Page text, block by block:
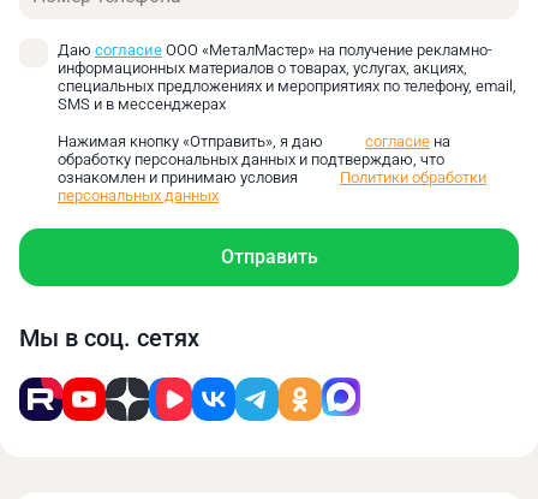
начинает вращаться с заданной скоростью.
Скорость вращения может регулироваться в
зависимости от материала заготовки или
диаметра сверла.
Шпиндельная бабка с вращающимся
инструментом начинает опускаться,
Вращающееся сверло начинает резание
Глубина сверления контролируется с помощью
ограничителя хода шпинделя или по шкале на
корпусе оборудования.
Даю согласие ООО «МеталМастер» на получение рекламно-
информационных материалов о товарах, услугах, акциях,
специальных предложениях и мероприятиях по телефону, email,
SMS и в мессенджерах
Нажимая кнопку «Отправить», я даю согласие на
обработку персональных данных и подтверждаю, что
ознакомлен и принимаю условия
Политики обработки
персональных данных
Отправить
Мы в соц. сетях